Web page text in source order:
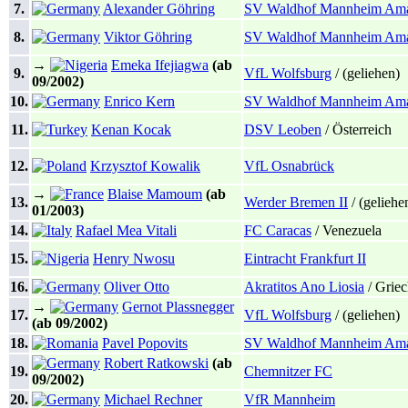
7.
Alexander Göhring
SV Waldhof Mannheim
8.
Viktor Göhring SV Waldhof Mannheim
9.
→ Emeka Ifejiagwa (ab
09/2002)
VfL Wolfsburg / (geliehen)
10.
Enrico Kern
SV Waldhof Mannheim
11.
Kenan Kocak DSV Leoben / Österreich
12. Krzysztof Kowalik VfL Osnabrück
13.
→ Blaise Mamoum (ab
01/2003)
Werder Bremen II /
14.
Rafael Mea Vitali FC Caracas / Venezuela
15.
Henry Nwosu
Eintracht Frankfurt II
16.
Oliver Otto Akratitos Ano Liosia /
17.
→
Gernot Plassnegger
(ab 09/2002)
VfL Wolfsburg / (geliehen)
18.
Pavel Popovits
SV Waldhof Mannheim
19.
Robert Ratkowski (ab
09/2002)
Chemnitzer FC
20.
Michael Rechner VfR Mannheim